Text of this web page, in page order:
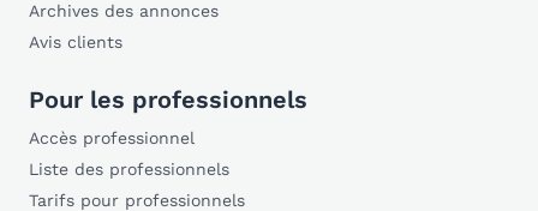
Archives des annonces
Avis clients
Pour les professionnels
Accès professionnel
Liste des professionnels
Tarifs pour professionnels